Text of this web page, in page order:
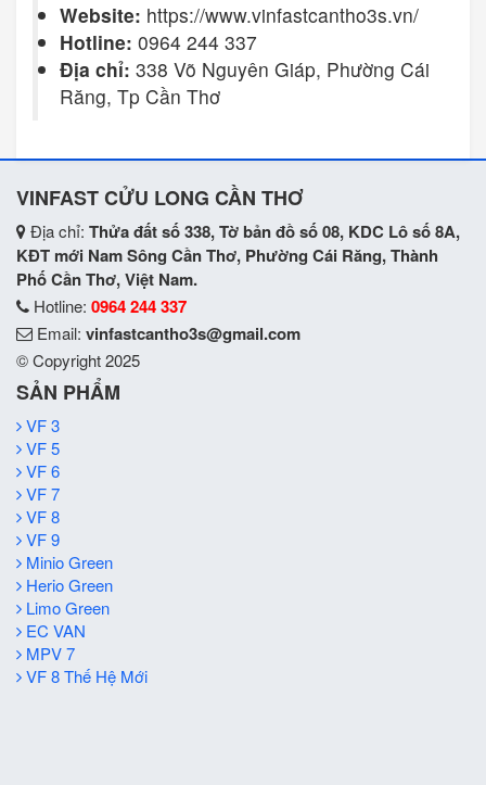
Website: https://www.vinfastcantho3s.vn/
Hotline: 0964 244 337
Địa chỉ: 338 Võ Nguyên Giáp, Phường Cái
Răng, Tp Cần Thơ
VINFAST CỬU LONG CẦN THƠ
Địa chỉ: Thửa đất số 338, Tờ bản đồ số 08, KDC Lô số 8A,
KĐT mới Nam Sông Cần Thơ, Phường Cái Răng, Thành
Phố Cần Thơ, Việt Nam.
Hotline: 0964 244 337
Email: vinfastcantho3s@gmail.com
© Copyright 2025
SẢN PHẨM
VF 3
VF 5
VF 6
VF 7
VF 8
VF 9
Minio Green
Herio Green
Limo Green
EC VAN
MPV 7
VF 8 Thế Hệ Mới